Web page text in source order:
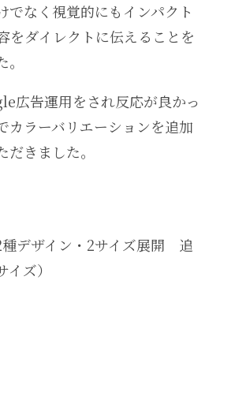
でなく視覚的にもインパクト
をダイレクトに伝えることを
広告運用をされ反応が良かっ
カラーバリエーションを追加
きました。
種デザイン・2サイズ展開 追
ズ）